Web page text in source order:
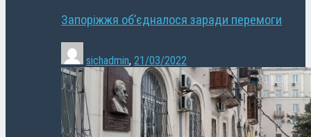
Запоріжжя об’єдналося заради перемоги
sichadmin, 21/03/2022